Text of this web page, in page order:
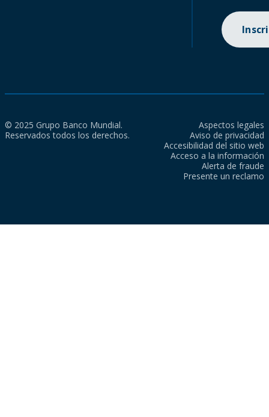
© 2025 Grupo Banco Mundial.
Reservados todos los derechos.
Aspectos legales
Aviso de privacidad
Accesibilidad del sitio web
Acceso a la información
Alerta de fraude
Presente un reclamo